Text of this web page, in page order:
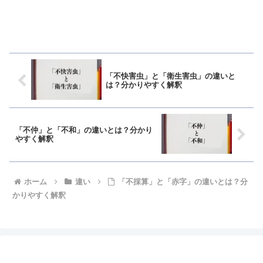
「不快害虫」と「衛生害虫」の違いと
は？分かりやすく解釈
「不仲」と「不和」の違いとは？分かり
やすく解釈
ホーム 違い
「不採算」と「赤字」の違いとは？分
かりやすく解釈